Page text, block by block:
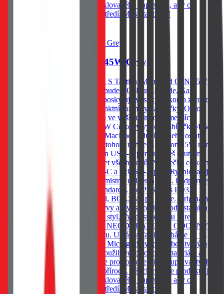
balené do ECO krabiček z recyklovaného papíru tak, aby co
nejméně zatěžovaly životní prostředí. Mysli takticky!
Tactical Microgrid GaN 45W Grey
Dobij noťas, tablet nebo telefon. S Tactical Microgrid GaN 45W už
druhou nabíječku potřebovat nebudeš. Gallium Nitride, GaN
technologie Technologie, která poskytuje vysoký výkon a zároveň
umožňuje zachovat velmi kompaktní rozměry nabíječky. Oproti
ostatním nabíječkám má výhodu ve vyšší účinnosti, menších
rozměrech a delší životnosti. 45W Celkový výkon nabíječky 45W
Ti zaručí, že můžeš nabíjet svůj MacBook Air, iPad nebo ostatní
notebooky a tablety s podporou tohoto nabíjení. Výkon 45W není
sdílený. To znamená, že na jeden USB-C port utáhneš skutečně
celých 45W a neudává jen součet všech portů. Nabíječka celkem
disponuje dvěma porty: 1xUSB-C a 1xUSB-A port. Rychlonabíjecí
standardy Tactical Microgrid je mistr v univerzálnosti. Podporuje
celou škálu rychlonabíjecích standardů. Od PPS, přes PD3.0,
QC3.0, Samsung, AFC, Huawei, BC1.2, až po Apple. Originální
styl Tactical Pečlivě vybrané barvy a styl se odlišuje od ostatních a
zároveň doplňuje tvůj jedinečný styl. Vyber si ze dvou barev.
Nevšední žlutá nebo krutě šedá. NEODOLATELNĚ ODOLNÝ
Tento kousek není jen pro parádu. U nás v Tactical dbáme na to,
aby věci něco vydržely. Tactical Microgrid byl podroben tvrdým
podmínkám a při výrobě jsme použili velice odolné materiály a
aplikovali nejnovější technologie pro co nejlepší výstup kvality. BE
ECO My v Tactical máme rádi přírodu. Všechny naše produkty jsou
balené do ECO krabiček z recyklovaného papíru tak, aby co
nejméně zatěžovaly životní prostředí. Mysli takticky!